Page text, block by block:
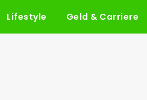
Lifestyle Geld & Carriere